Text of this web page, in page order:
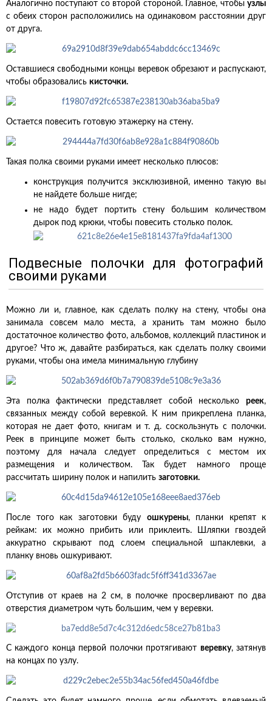
Аналогично поступают со второй стороной. Главное, чтобы узлы
с обеих сторон расположились на одинаковом расстоянии друг
от друга.
Оставшиеся свободными концы веревок обрезают и распускают,
чтобы образовались кисточки.
Остается повесить готовую этажерку на стену.
Такая полка своими руками имеет несколько плюсов:
конструкция получится эксклюзивной, именно такую вы
не найдете больше нигде;
не надо будет портить стену большим количеством
дырок под крюки, чтобы повесить столько полок.
Подвесные полочки для фотографий
своими руками
Можно ли и, главное, как сделать полку на стену, чтобы она
занимала совсем мало места, а хранить там можно было
достаточное количество фото, альбомов, коллекций пластинок и
другое? Что ж, давайте разбираться, как сделать полку своими
руками, чтобы она имела минимальную глубину
Эта полка фактически представляет собой несколько реек,
связанных между собой веревкой. К ним прикреплена планка,
которая не дает фото, книгам и т. д. соскользнуть с полочки.
Реек в принципе может быть столько, сколько вам нужно,
поэтому для начала следует определиться с местом их
размещения и количеством. Так будет намного проще
рассчитать ширину полок и напилить заготовки.
После того как заготовки буду ошкурены, планки крепят к
рейкам: их можно прибить или приклеить. Шляпки гвоздей
аккуратно скрывают под слоем специальной шпаклевки, а
планку вновь ошкуривают.
Отступив от краев на 2 см, в полочке просверливают по два
отверстия диаметром чуть большим, чем у веревки.
С каждого конца первой полочки протягивают веревку, затянув
на концах по узлу.